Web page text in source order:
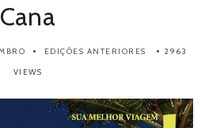
Cana
EDIÇÕES ANTERIORES
2963
VIEWS